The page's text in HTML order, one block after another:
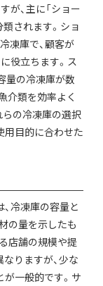
が、主に「ショー
類されます。ショ
凍庫で、顧客が
役立ちます。ス
量の冷凍庫が数
介類を効率よく
の冷凍庫の選択
用目的に合わせた
冷凍庫の容量と
の量を示したも
店舗の規模や提
りますが、少な
一般的です。サ